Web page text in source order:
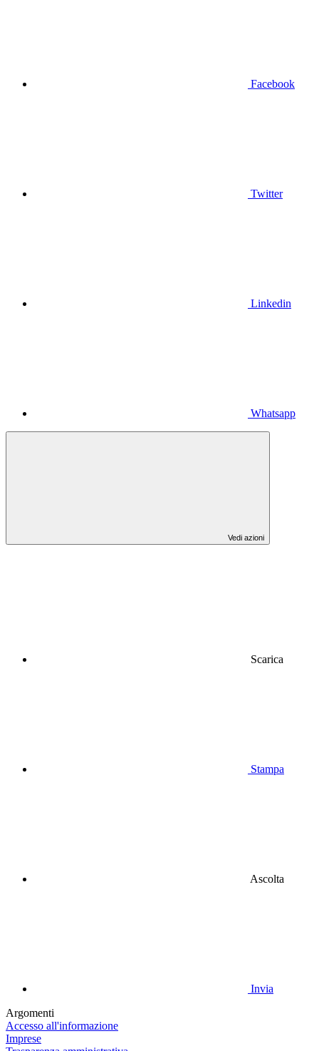
Facebook
Twitter
Linkedin
Whatsapp
Vedi azioni
Scarica
Stampa
Ascolta
Invia
Argomenti
Accesso all'informazione
Imprese